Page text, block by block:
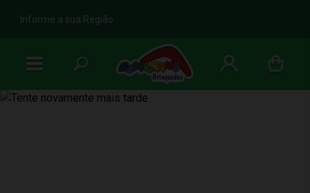
b
Informe a sua Região